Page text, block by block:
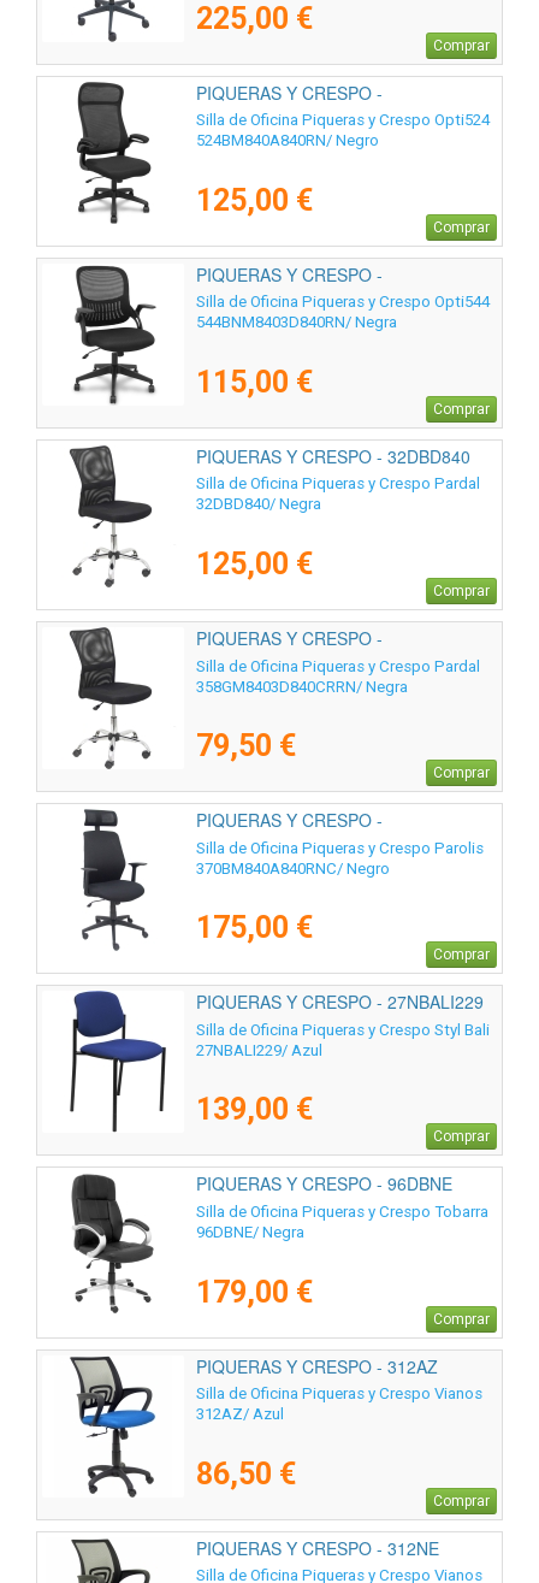
225,00 €
Comprar
PIQUERAS Y CRESPO -
524BM840A840RN
Silla de Oficina Piqueras y Crespo Opti524
524BM840A840RN/ Negro
125,00 €
Comprar
PIQUERAS Y CRESPO -
544BNM8403D840RN
Silla de Oficina Piqueras y Crespo Opti544
544BNM8403D840RN/ Negra
115,00 €
Comprar
PIQUERAS Y CRESPO - 32DBD840
Silla de Oficina Piqueras y Crespo Pardal
32DBD840/ Negra
125,00 €
Comprar
PIQUERAS Y CRESPO -
358GM8403D840CRRN
Silla de Oficina Piqueras y Crespo Pardal
358GM8403D840CRRN/ Negra
79,50 €
Comprar
PIQUERAS Y CRESPO -
370BM840A840RNC
Silla de Oficina Piqueras y Crespo Parolis
370BM840A840RNC/ Negro
175,00 €
Comprar
PIQUERAS Y CRESPO - 27NBALI229
Silla de Oficina Piqueras y Crespo Styl Bali
27NBALI229/ Azul
139,00 €
Comprar
PIQUERAS Y CRESPO - 96DBNE
Silla de Oficina Piqueras y Crespo Tobarra
96DBNE/ Negra
179,00 €
Comprar
PIQUERAS Y CRESPO - 312AZ
Silla de Oficina Piqueras y Crespo Vianos
312AZ/ Azul
86,50 €
Comprar
PIQUERAS Y CRESPO - 312NE
Silla de Oficina Piqueras y Crespo Vianos